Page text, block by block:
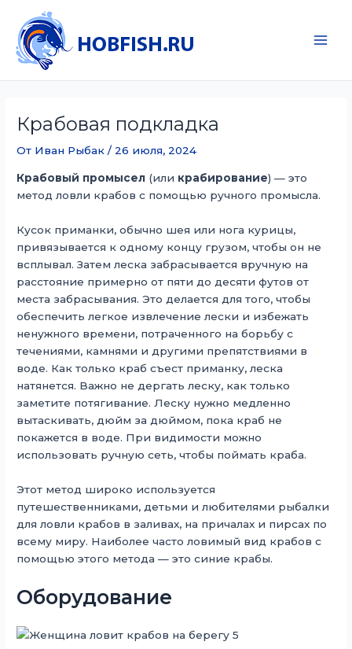
содержимому
Крабовая подкладка
От Иван Рыбак/ 26 июля, 2024
Крабовый промысел (или крабирование) — это
метод ловли крабов с помощью ручного промысла.
Кусок приманки, обычно шея или нога курицы,
привязывается к одному концу грузом, чтобы он не
всплывал. Затем леска забрасывается вручную на
расстояние примерно от пяти до десяти футов от
места забрасывания. Это делается для того, чтобы
обеспечить легкое извлечение лески и избежать
ненужного времени, потраченного на борьбу с
течениями, камнями и другими препятствиями в
воде. Как только краб съест приманку, леска
натянется. Важно не дергать леску, как только
заметите потягивание. Леску нужно медленно
вытаскивать, дюйм за дюймом, пока краб не
покажется в воде. При видимости можно
использовать ручную сеть, чтобы поймать краба.
Этот метод широко используется
путешественниками, детьми и любителями рыбалки
для ловли крабов в заливах, на причалах и пирсах по
всему миру. Наиболее часто ловимый вид крабов с
помощью этого метода — это синие крабы.
Оборудование